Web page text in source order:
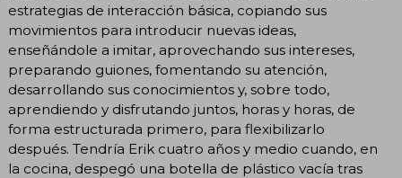
estrategias de interacción básica, copiando sus
movimientos para introducir nuevas ideas,
enseñándole a imitar, aprovechando sus intereses,
preparando guiones, fomentando su atención,
desarrollando sus conocimientos y, sobre todo,
aprendiendo y disfrutando juntos, horas y horas, de
forma estructurada primero, para flexibilizarlo
después. Tendría Erik cuatro años y medio cuando, en
la cocina, despegó una botella de plástico vacía tras